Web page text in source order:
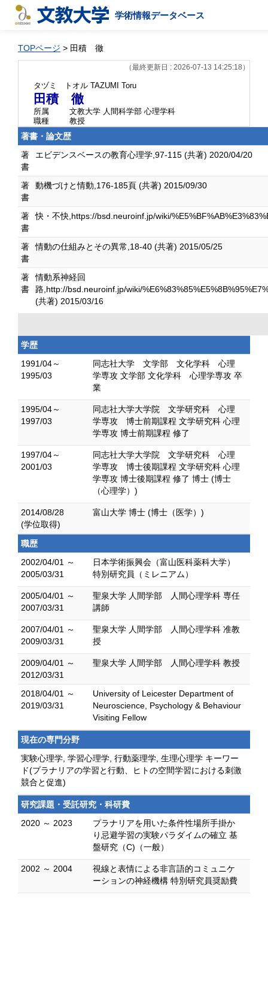
学術情報データベース
TOPページ > 田積 徹
（最終更新日 : 2026-07-13 14:25:18）
タヅミ トオル TAZUMI Toru
田積 徹
所属
文教大学 人間科学部 心理学科
職種
教授
著書・論文歴
著
書
エビデンスベースの教育心理学,97-115 (共著) 2020/04/20
著
書
動機づけと情動,176-185頁 (共著) 2015/09/30
著
書
快・不快,https://bsd.neuroinf.jp/wiki/
著
書
情動の仕組みとその異常,18-40 (共著) 2015/05/25
著
書
情動系神経回
路,http://bsd.neuroinf.jp/wiki/
(共著) 2015/03/16
学歴
1991/04～
1995/03
同志社大学 文学部 文化学科 心理
学専攻 文学部 文化学科 心理学専攻 卒
業
1995/04～
1997/03
同志社大学大学院 文学研究科 心理
学専攻 博士前期課程 文学研究科 心理
学専攻 博士前期課程 修了
1997/04～
2001/03
同志社大学大学院 文学研究科 心理
学専攻 博士後期課程 文学研究科 心理
学専攻 博士後期課程 修了 博士 (博士
（心理学）)
2014/08/28
(学位取得)
富山大学 博士 (博士（医学）)
職歴
2002/04/01 ～
2005/03/31
日本学術振興会（富山医科薬科大学）
特別研究員（ミレニアム）
2005/04/01 ～
2007/03/31
聖泉大学 人間学部 人間心理学科 専任
講師
2007/04/01 ～
2009/03/31
聖泉大学 人間学部 人間心理学科 准教
授
2009/04/01 ～
2012/03/31
聖泉大学 人間学部 人間心理学科 教授
2018/04/01 ～
2019/03/31
University of Leicester Department of
Neuroscience, Psychology & Behaviour
Visiting Fellow
現在の専門分野
実験心理学, 学習心理学, 行動薬理学, 生理心理学 キーワー
ド(プラナリアの学習と行動、ヒトの空間学習における刺激
競合と促進)
研究課題・受託研究・科研費
2020 ～ 2023
プラナリアを用いた条件性場所手掛か
り忌避学習の実験パラダイムの確立 基
盤研究（C)（一般）
2002 ～ 2004
視線と表情による非言語的コミュニケ
ーションの神経機構 特別研究員奨励費